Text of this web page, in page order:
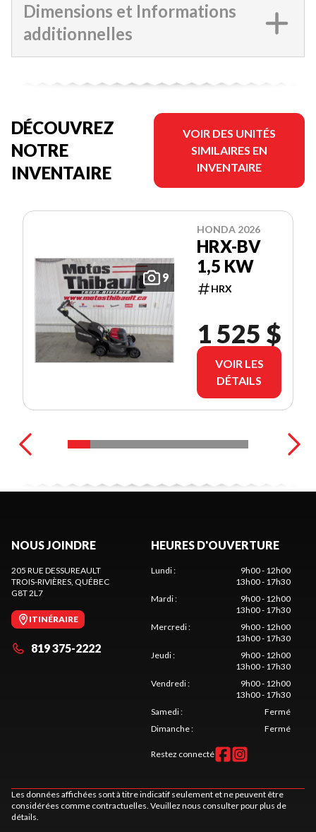
Dimensions et Informations
additionnelles
DÉCOUVREZ
NOTRE
INVENTAIRE
VOIR DES UNITÉS
SIMILAIRES EN
INVENTAIRE
9
HONDA 2026
HRX-BV
1,5 KW
HRX
1 525 $
VOIR LES
DÉTAILS
NOUS JOINDRE
205 RUE DESSUREAULT
TROIS-RIVIÈRES , QUÉBEC
G8T 2L7
ITINÉRAIRE
819 375-2222
HEURES D'OUVERTURE
Lundi:
9h00 - 12h00
13h00 - 17h30
Mardi:
9h00 - 12h00
13h00 - 17h30
Mercredi:
9h00 - 12h00
13h00 - 17h30
Jeudi:
9h00 - 12h00
13h00 - 17h30
Vendredi:
9h00 - 12h00
13h00 - 17h30
Samedi:
Fermé
Dimanche: Fermé
Restez connecté
Les données affichées sont à titre indicatif seulement et ne peuvent être
considérées comme contractuelles. Veuillez nous consulter pour plus de
détails.